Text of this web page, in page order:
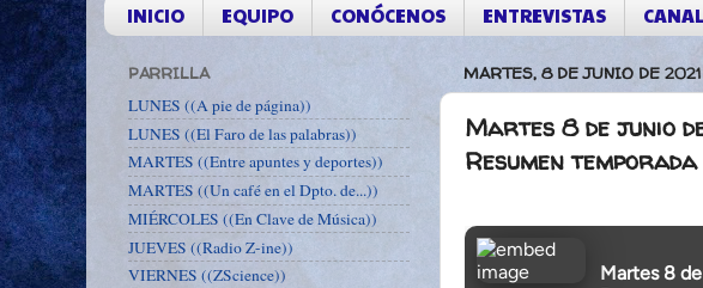
INICIO EQUIPO CONÓCENOS ENTREVISTAS
MARTES, 8 DE JUNIO DE 2021
Martes 8 de junio
Resumen
PARRILLA
LUNES ((A pie de página))
LUNES ((El Faro de las palabras))
MARTES ((Entre apuntes y deportes))
MARTES ((Un café en el Dpto. de...))
MIÉRCOLES ((En Clave de Música))
JUEVES ((Radio Z-ine))
VIERNES ((ZScience))